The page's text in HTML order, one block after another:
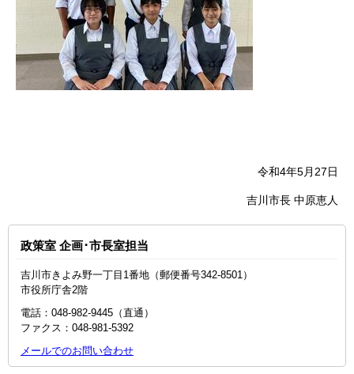
令和4年5月27日
吉川市長 中原恵人
政策室 企画･市長室担当
吉川市きよみ野一丁目1番地（郵便番号342-8501）
市役所庁舎2階
電話：048‐982‐9445（直通）
ファクス：048-981-5392
メールでのお問い合わせ